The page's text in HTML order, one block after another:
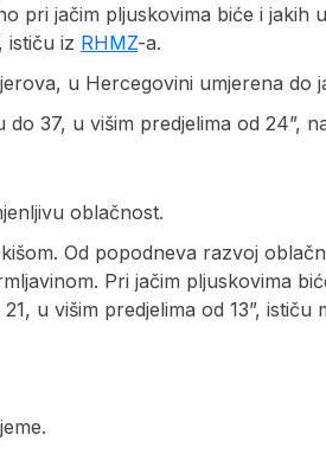
pri jačim pljuskovima biće i jakih
ističu iz RHMZ-a.
u Hercegovini umjerena do
37, u višim predjelima od 24”,
oblačnost.
Od popodneva razvoj
Pri jačim pljuskovima
u višim predjelima od 13”, ističu